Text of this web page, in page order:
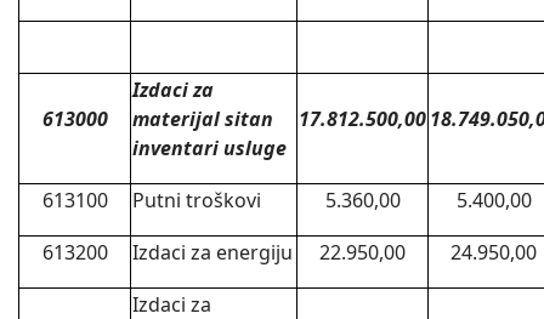
613000
Izdaci za
materijal sitan
inventari usluge
17.812.500,00
613100 Putni troškovi 5.360,00
5.400,00
613200
Izdaci za energiju 22.950,00 24.950,00
Izdaci za